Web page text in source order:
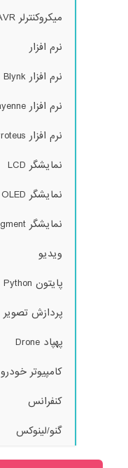
میکروکنترلر AVR
نرم افزار
نرم افزار Blynk
نرم افزار cayenne
نرم افزار Proteus
نمایشگر LCD
نمایشگر OLED
نمایشگر Segment
ویدیو
پایتون Python
پردازش تصویر
پهپاد Drone
کامپیوتر خودرو ECU
کنفرانس
گنو/لینوکس